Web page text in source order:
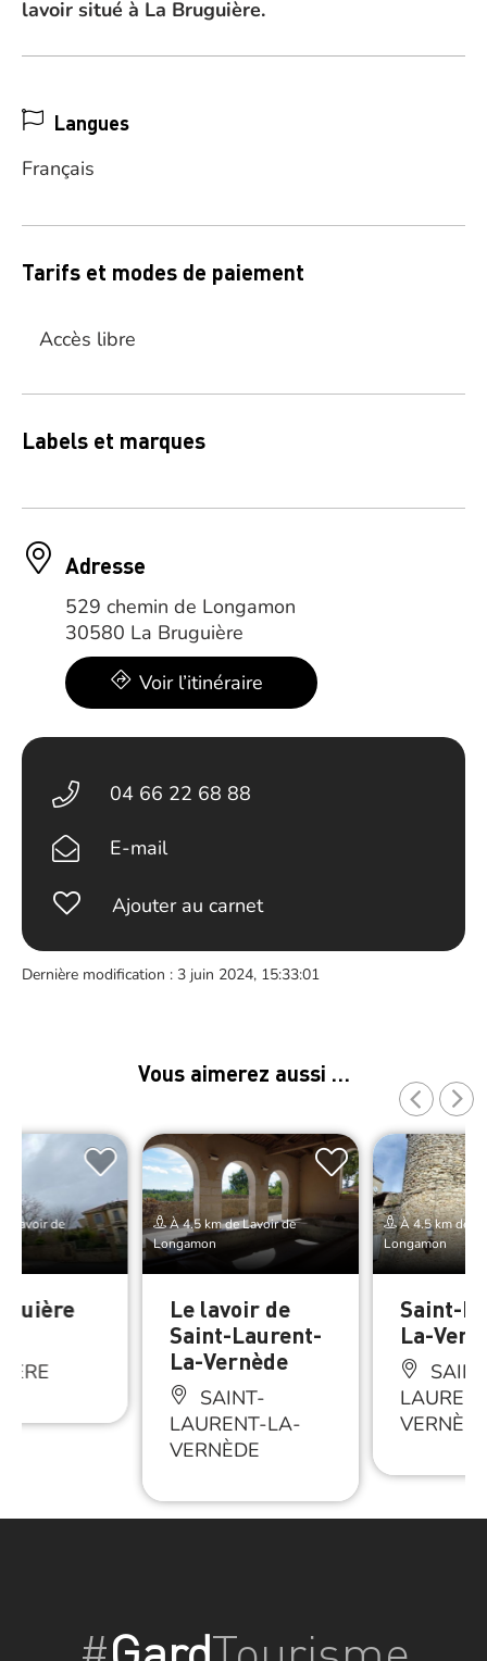
lavoir situé à La Bruguière.
Langues
Français
Tarifs et modes de paiement
Accès libre
Labels et marques
Adresse
529 chemin de Longamon
30580 La Bruguière
Voir l’itinéraire
04 66 22 68 88
E-mail
Ajouter au carnet
Dernière modification : 3 juin 2024, 15:33:01
Vous aimerez aussi …
Lavoir de
À 4.5 km de Lavoir de
Longamon
Le lavoir de
Saint-Laurent-
La-Vernède
SAINT-
LAURENT-LA-
VERNÈDE
À 4.5 km de
Longamon
Saint-
La-